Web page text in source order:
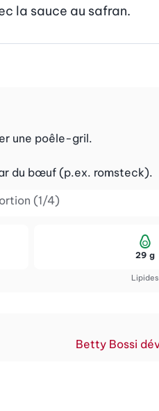
la sauce au safran.
une poêle-gril.
du bœuf (p.ex. romsteck).
(1/4)
Lipides
29 g
Betty Bossi